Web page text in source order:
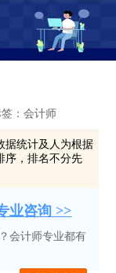
：会计师
据统计及人为根据
序，排名不分先
业咨询 >>
会计师专业都有